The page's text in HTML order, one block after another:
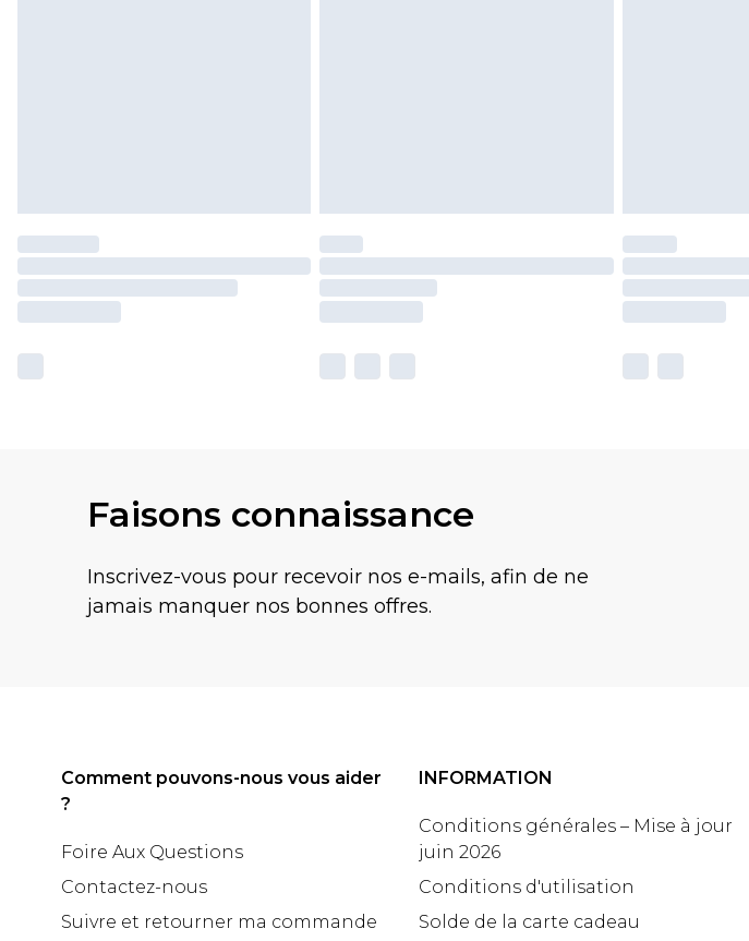
Faisons connaissance
Inscrivez-vous pour recevoir nos e-mails, afin de ne
jamais manquer nos bonnes offres.
Comment pouvons-nous vous aider
?
Foire Aux Questions
Contactez-nous
Suivre et retourner ma commande
INFORMATION
Conditions générales – Mise à jour
juin 2026
Conditions d'utilisation
Solde de la carte cadeau